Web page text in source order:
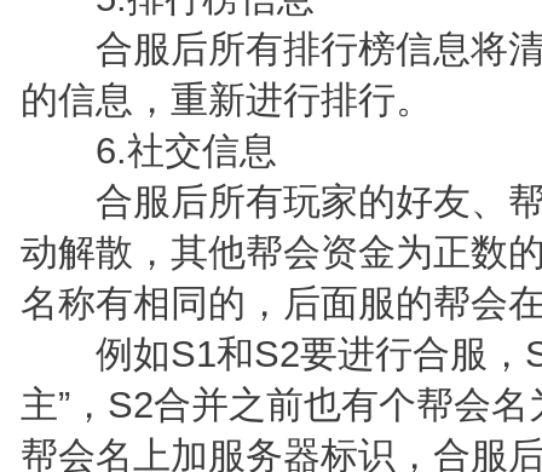
合服后所有排行榜信息将清
的信息，重新进行排行。
6.社交信息
合服后所有玩家的好友、帮
动解散，其他帮会资金为正数
名称有相同的，后面服的帮会
例如S1和S2要进行合服，
主”，S2合并之前也有个帮会
帮会名上加服务器标识，合服